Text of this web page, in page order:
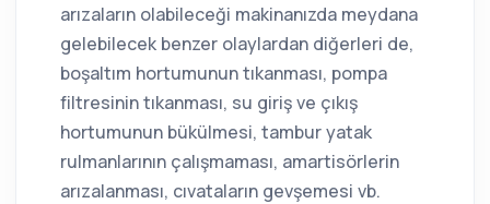
arızaların olabileceği makinanızda meydana
gelebilecek benzer olaylardan diğerleri de,
boşaltım hortumunun tıkanması, pompa
filtresinin tıkanması, su giriş ve çıkış
hortumunun bükülmesi, tambur yatak
rulmanlarının çalışmaması, amartisörlerin
arızalanması, cıvataların gevşemesi vb.